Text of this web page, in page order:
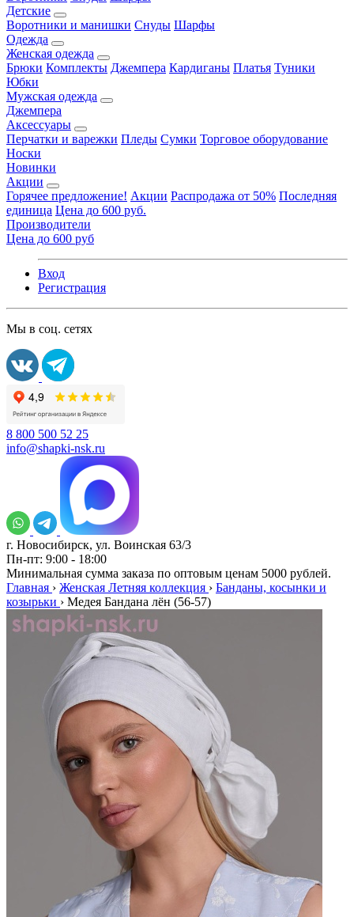
Детские
Воротники и манишки Снуды Шарфы
Одежда
Женская одежда
Брюки Комплекты Джемпера Кардиганы Платья Туники
Юбки
Мужская одежда
Джемпера
Аксессуары
Перчатки и варежки Пледы Сумки Торговое оборудование
Носки
Новинки
Акции
Горячее предложение! Акции Распродажа от 50% Последняя
единица Цена до 600 руб.
Производители
Цена до 600 руб
Вход
Регистрация
Мы в соц. сетях
8 800 500 52 25
info@shapki-nsk.ru
г. Новосибирск, ул. Воинская 63/3
Пн-пт: 9:00 - 18:00
Минимальная сумма заказа по оптовым ценам 5000 рублей.
Главная › Женская Летняя коллекция › Банданы, косынки и
козырьки › Медея Бандана лён (56-57)